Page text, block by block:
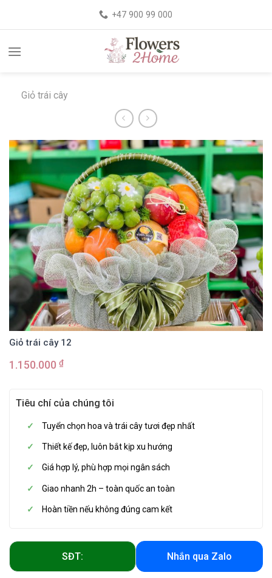
+47 900 99 000
Giỏ trái cây
Giỏ trái cây 12
1.150.000 ₫
Tiêu chí của chúng tôi
Tuyển chọn hoa và trái cây tươi đẹp nhất
Thiết kế đẹp, luôn bắt kịp xu hướng
Giá hợp lý, phù hợp mọi ngân sách
Giao nhanh 2h – toàn quốc an toàn
Hoàn tiền nếu không đúng cam kết
SĐT: Nhắn qua Zalo